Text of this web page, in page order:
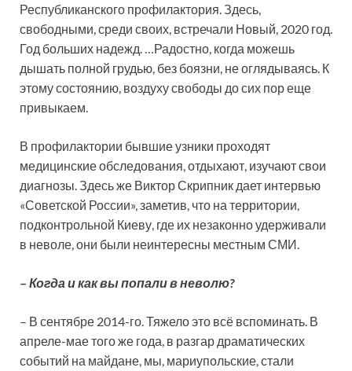
Республиканского профилактория. Здесь,
свободными, среди своих, встречали Новый, 2020 год.
Год больших надежд. …Радостно, когда можешь
дышать полной грудью, без боязни, не оглядываясь. К
этому состоянию, воздуху свободы до сих пор еще
привыкаем.
В профилактории бывшие узники проходят
медицинские обследования, отдыхают, изучают свои
диагнозы. Здесь же Виктор Скрипник дает интервью
«Советской России», заметив, что на территории,
подконтрольной Киеву, где их незаконно удерживали
в неволе, они были неинтересны местным СМИ.
– Когда и как вы попали в неволю?
– В сентябре 2014-го. Тяжело это всё вспоминать. В
апреле-мае того же года, в разгар драматических
событий на майдане, мы, мариупольские, стали